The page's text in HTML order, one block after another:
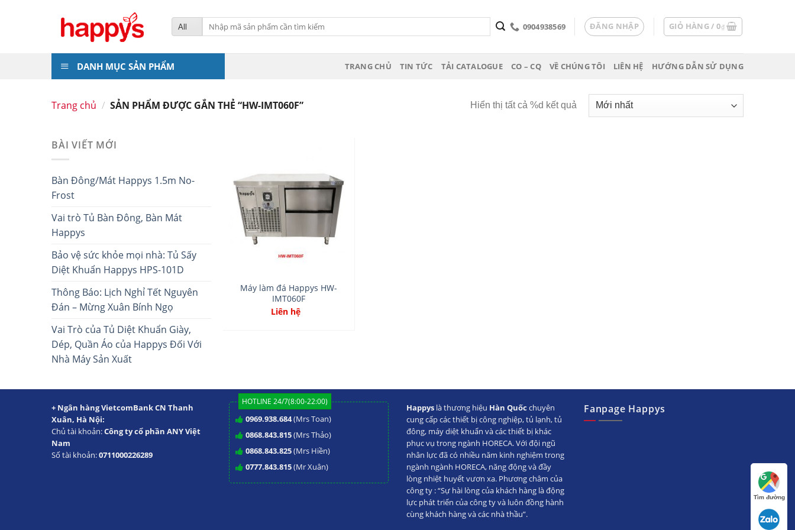
Tìm
kiếm:
0904938569 ĐĂNG NHẬP GIỎ HÀNG /0₫
DANH MỤC SẢN PHẨM TRANG CHỦ TIN TỨC TẢI CATALOGUE CO – CQ VỀ CHÚNG TÔI LIÊN HỆ HƯỚNG DẪN SỬ DỤNG
Trang chủ / SẢN PHẨM ĐƯỢC GẮN THẺ “HW-IMT060F” Hiển thị tất cả %d kết quả
BÀI VIẾT MỚI
Bàn Đông/Mát Happys 1.5m No-
Frost
Vai trò Tủ Bàn Đông, Bàn Mát
Happys
Bảo vệ sức khỏe mọi nhà: Tủ Sấy
Diệt Khuẩn Happys HPS-101D
Thông Báo: Lịch Nghỉ Tết Nguyên
Đán – Mừng Xuân Bính Ngọ
Vai Trò của Tủ Diệt Khuẩn Giày,
Dép, Quần Áo của Happys Đối Với
Nhà Máy Sản Xuất
Add
to
wishlist
Máy làm đá Happys HW-
IMT060F
Liên hệ
+ Ngân hàng VietcomBank CN Thanh
Xuân, Hà Nội:
Chủ tài khoản:Công ty cổ phần ANY Việt
Nam
Số tài khoản:0711000226289
HOTLINE 24/7(8:00-22:00)
0969.938.684(Mrs Toan)
0868.843.815(Mrs Thảo)
0868.843.825(Mrs Hiền)
0777.843.815(Mr Xuân)
Happys là thương hiệu Hàn Quốc chuyên
cung cấp các thiết bị công nghiệp, tủ lạnh, tủ
đông, máy diệt khuẩn và các thiết bị khác
phục vụ trong ngành HORECA. Với đội ngũ
nhân lực đã có nhiều năm kinh nghiệm trong
ngành ngành HORECA, năng động và đầy
lòng nhiệt huyết vươn xa. Phương châm của
công ty : “Sự hài lòng của khách hàng là động
lực phát triển của công ty và luôn đồng hành
cùng khách hàng và các nhà thầu”.
Fanpage Happys
Tìm đường